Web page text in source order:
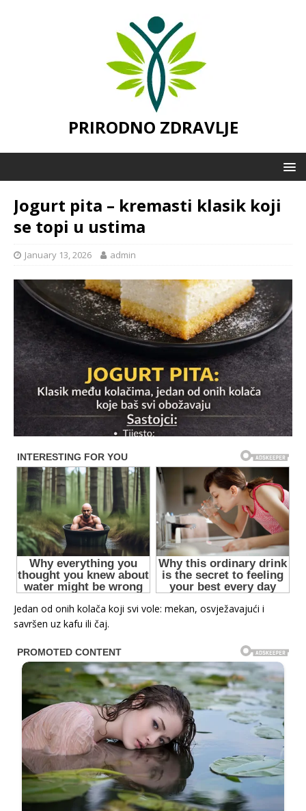
PRIRODNO ZDRAVLJE
Jogurt pita – kremasti klasik koji
se topi u ustima
January 13, 2026 admin
Jedan od onih kolača koji svi vole: mekan, osvježavajući i
savršen uz kafu ili čaj.